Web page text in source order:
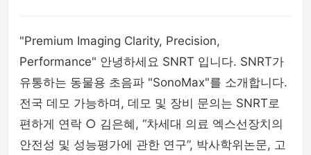
"Premium Imaging Clarity, Precision,
Performance" 안녕하세요 SNRT 입니다. SNRT가
유통하는 동물용 초음파 "SonoMax"를 소개합니다.
전국 데모 가능하며, 데모 및 장비 문의는 SNRT로
편하게 연락 ○ 김은혜, “차세대 의료 엑스선장치의
안전성 및 성능평가에 관한 연구”, 박사학위논문, 고